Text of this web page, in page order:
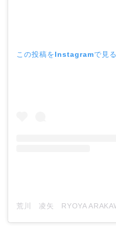
この投稿をInstagramで見る